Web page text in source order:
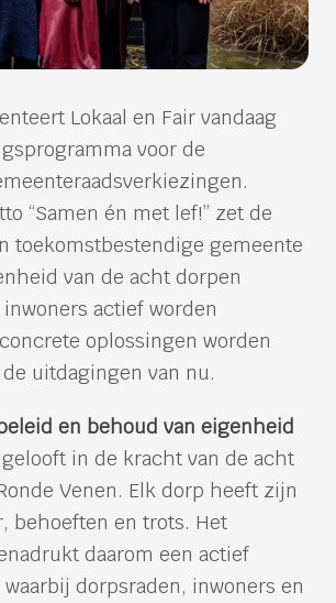
Lokaal en Fair vandaag
voor de
“Samen én met lef!” zet de
toekomstbestendige gemeente
van de acht dorpen
actief worden
oplossingen worden
uitdagingen van nu.
en behoud van eigenheid
gelooft in de kracht van de acht
Venen. Elk dorp heeft zijn
behoeften en trots. Het
daarom een actief
dorpsraden, inwoners en